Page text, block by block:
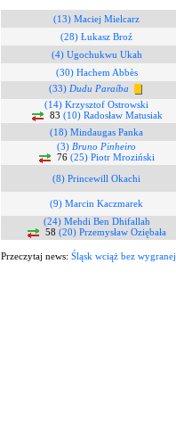
(13) Maciej Mielcarz
(28) Łukasz Broź
(4) Ugochukwu Ukah
(30) Hachem Abbès
(33) Dudu Paraíba
(14) Krzysztof Ostrowski
83 (10) Radosław Matusiak
(18) Mindaugas Panka
(3) Bruno Pinheiro
76 (25) Piotr Mroziński
(8) Princewill Okachi
(9) Marcin Kaczmarek
(24) Mehdi Ben Dhifallah
58 (20) Przemysław Oziębała
Przeczytaj news: Śląsk wciąż bez wygranej